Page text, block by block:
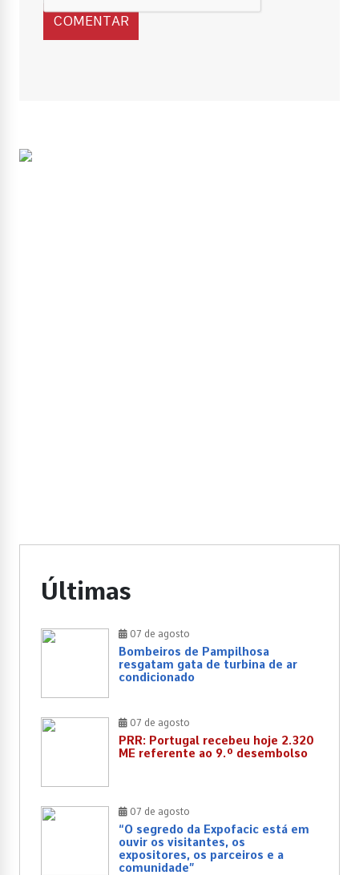
Últimas
07 de agosto
Bombeiros de Pampilhosa
resgatam gata de turbina de ar
condicionado
07 de agosto
PRR: Portugal recebeu hoje 2.320
ME referente ao 9.º desembolso
07 de agosto
“O segredo da Expofacic está em
ouvir os visitantes, os
expositores, os parceiros e a
comunidade”